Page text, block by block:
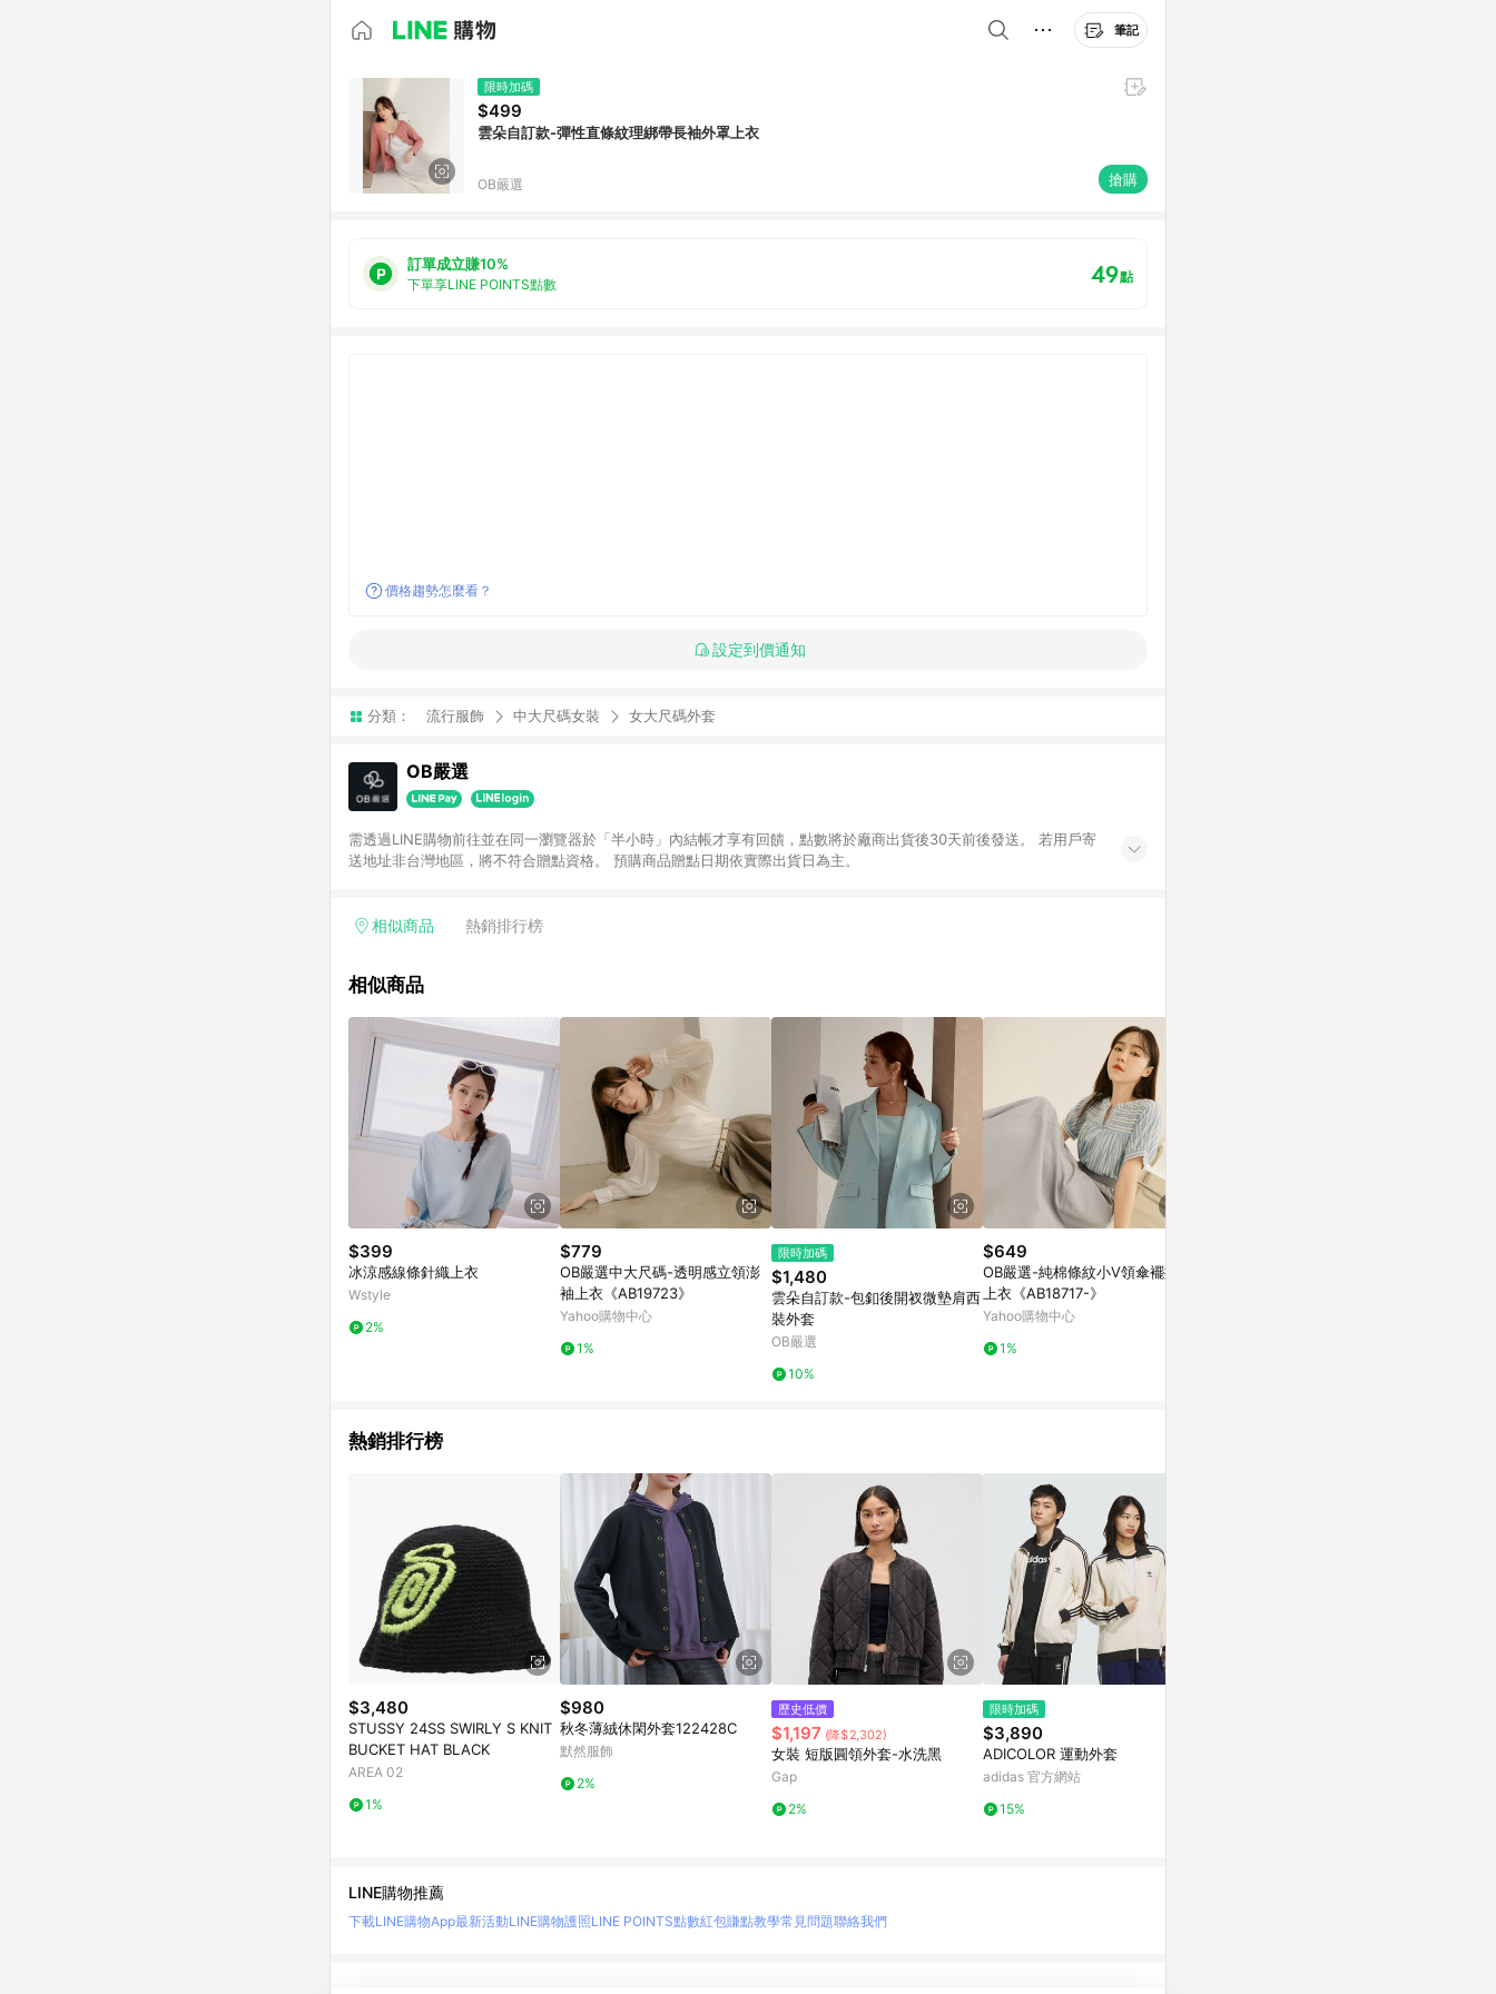
筆記
限時加碼
$499
雲朵自訂款-彈性直條紋理綁帶長袖外罩上衣
OB嚴選 搶購
訂單成立賺10%
下單享LINE POINTS點數 49點
價格趨勢怎麼看？
設定到價通知
分類： 流行服飾 中大尺碼女裝 女大尺碼外套
OB嚴選
需透過LINE購物前往並在同一瀏覽器於「半小時」內結帳才享有回饋，點數將於廠商出貨後30天前後發送。 若用戶寄
送地址非台灣地區，將不符合贈點資格。 預購商品贈點日期依實際出貨日為主。
相似商品 熱銷排行榜
相似商品
$399
冰涼感線條針織上衣
Wstyle
2%
$779
OB嚴選中大尺碼-透明感立領澎
袖上衣《AB19723》
Yahoo購物中心
1%
限時加碼
$1,480
雲朵自訂款-包釦後開衩微墊肩西
裝外套
OB嚴選
10%
$649
OB嚴選-純棉條紋小V領傘襬拋袖
上衣《AB18717-》
Yahoo購物中心
1%
熱銷排行榜
$3,480
STUSSY 24SS SWIRLY S KNIT
BUCKET HAT BLACK
AREA 02
1%
$980
秋冬薄絨休閑外套122428C
默然服飾
2%
歷史低價
$1,197 (降$2,302)
女裝 短版圓領外套-水洗黑
Gap
2%
限時加碼
$3,890
ADICOLOR 運動外套
adidas 官方網站
15%
LINE購物推薦
下載LINE購物App最新活動LINE購物護照LINE POINTS點數紅包賺點教學常見問題聯絡我們